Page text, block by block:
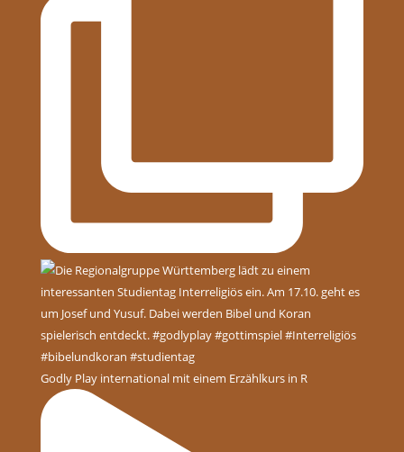
Godly Play international mit einem Erzählkurs in R